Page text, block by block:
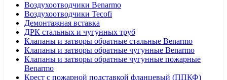
Воздухоотводчики Benarmo
Воздухоотводчики Tecofi
Демонтажная вставка
ДРК стальных и чугунных труб
Клапаны и затворы обратные стальные Benarmo
Клапаны и затворы обратные чугунные Benarmo
Клапаны и затворы обратные чугунные пожарные
Benarmo
Крест с пожарной подставкой фланцевый (ППКФ)